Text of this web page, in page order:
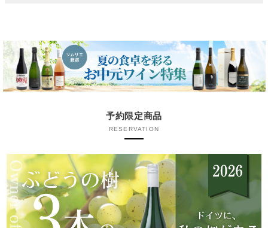
予約限定商品
RESERVATION